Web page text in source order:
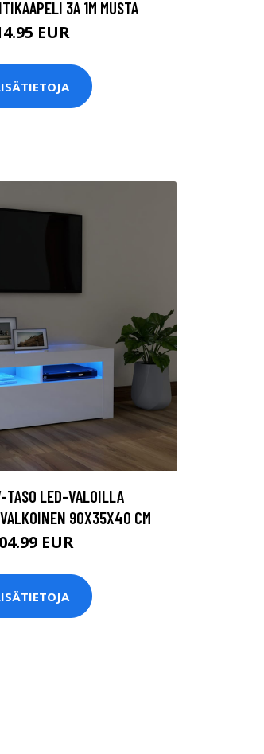
3A 1M MUSTA
EUR
TASO LED-VALOILLA
90X35X40 CM
EUR